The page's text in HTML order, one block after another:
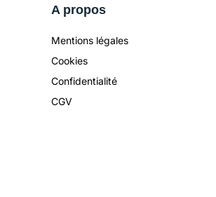
A propos
Mentions légales
Cookies
Confidentialité
CGV